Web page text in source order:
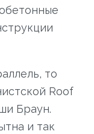
то
Roof
Браун.
и так